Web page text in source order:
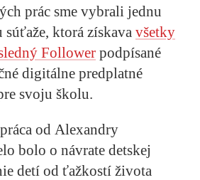
prác sme vybrali jednu
ktorá získava všetky
Follower podpísané
digitálne predplatné
svoju školu.
od Alexandry
bolo o návrate detskej
detí od ťažkostí života